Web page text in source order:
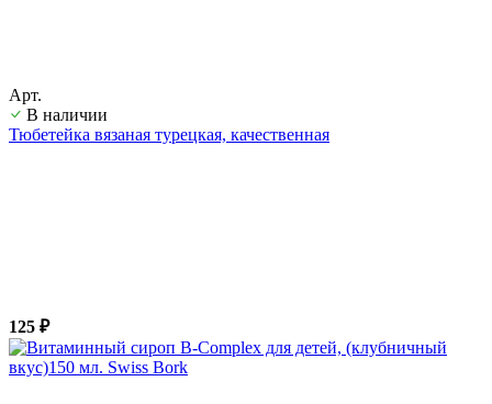
Арт.
В наличии
Тюбетейка вязаная турецкая, качественная
125 ₽